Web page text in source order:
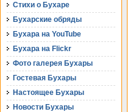
Стихи о Бухаре
Бухарские обряды
Бухара на YouTube
Бухара на Flickr
Фото галерея Бухары
Гостевая Бухары
Настоящее Бухары
Новости Бухары